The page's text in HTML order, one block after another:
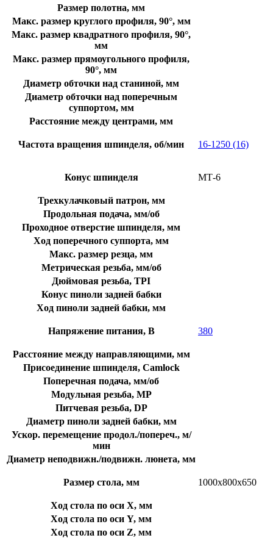
Размер полотна, мм
Макс. размер круглого профиля, 90°, мм
Макс. размер квадратного профиля, 90°,
мм
Макс. размер прямоугольного профиля,
90°, мм
Диаметр обточки над станиной, мм
Диаметр обточки над поперечным
суппортом, мм
Расстояние между центрами, мм
Частота вращения шпинделя, об/мин 16-1250 (16)
Конус шпинделя MТ-6
Трехкулачковый патрон, мм
Продольная подача, мм/об
Проходное отверстие шпинделя, мм
Ход поперечного суппорта, мм
Макс. размер резца, мм
Метрическая резьба, мм/об
Дюймовая резьба, TPI
Конус пиноли задней бабки
Ход пиноли задней бабки, мм
Напряжение питания, В 380
Расстояние между направляющими, мм
Присоединение шпинделя, Camlock
Поперечная подача, мм/об
Модульная резьба, МР
Питчевая резьба, DP
Диаметр пиноли задней бабки, мм
Ускор. перемещение продол./попереч., м/
мин
Диаметр неподвижн./подвижн. люнета, мм
Размер стола, мм 1000х800х650
Ход стола по оси Х, мм
Ход стола по оси Y, мм
Ход стола по оси Z, мм